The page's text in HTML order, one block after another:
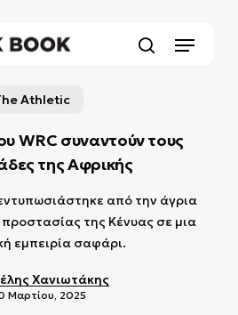
Menu
Athletic
WRC συναντούν τους
της Αφρικής
από την άγρια
της Κένυας σε μια
εμπειρία σαφάρι.
Χανιωτάκης
Μαρτίου, 2025